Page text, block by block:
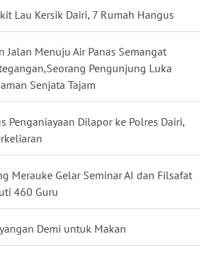
Lau Kersik Dairi, 7 Rumah Hangus
Jalan Menuju Air Panas Semangat
Pengunjung Luka
Senjata Tajam
Penganiayaan Dilapor ke Polres Dairi,
Merauke Gelar Seminar AI dan Filsafat
460 Guru
Demi untuk Makan